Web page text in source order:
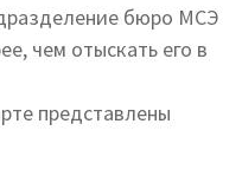
бюро МСЭ
чем отыскать его в
представлены